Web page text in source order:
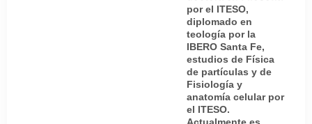
por el ITESO,
diplomado en
teología por la
IBERO Santa Fe,
estudios de Física
de partículas y de
Fisiología y
anatomía celular por
el ITESO.